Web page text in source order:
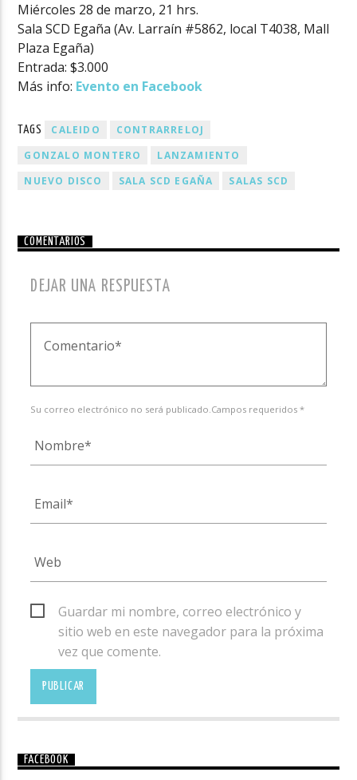
Miércoles 28 de marzo, 21 hrs.
Sala SCD Egaña (Av. Larraín #5862, local T4038, Mall
Plaza Egaña)
Entrada: $3.000
Más info: Evento en Facebook
TAGS CALEIDO
CONTRARRELOJ
GONZALO MONTERO
LANZAMIENTO
NUEVO DISCO
SALA SCD EGAÑA SALAS SCD
COMENTARIOS
DEJAR UNA RESPUESTA
Su correo electrónico no será publicado.Campos requeridos *
Guardar mi nombre, correo electrónico y
sitio web en este navegador para la próxima
vez que comente.
FACEBOOK